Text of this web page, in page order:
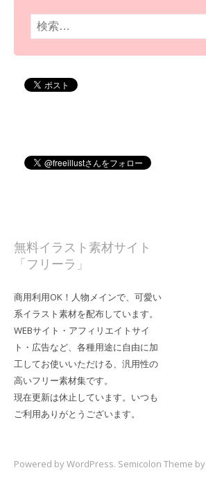
検
索:
無料イラスト素材サイト
「フリーラ」
商用利用OK！人物メインで、可愛い
系イラスト素材を配布しています。
WEBサイト・アフィリエイトサイ
ト・広告など、各種用途に自由に加
工してお使いいただける、汎用性の
高いフリー素材集です。
現在更新は休止しています。いつも
ご利用ありがとうございます。
Powered byWordPress. Semicolon Theme by